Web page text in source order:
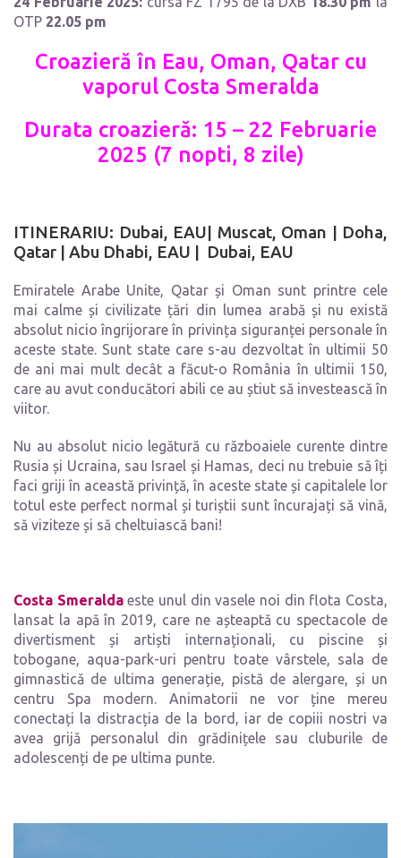
OTP 22.05 pm
Croazieră în Eau, Oman, Qatar cu
vaporul Costa Smeralda
Durata croazieră: 15 – 22 Februarie
2025 (7 nopti, 8 zile)
ITINERARIU: Dubai, EAU Muscat, Oman
Doha,
Qatar
Abu Dhabi, EAU Dubai, EAU
Emiratele Arabe Unite, Qatar și Oman sunt printre cele
mai calme și civilizate țări din lumea arabă și nu există
absolut nicio îngrijorare în privința siguranței personale în
aceste state. Sunt state care s-au dezvoltat în ultimii 50
de ani mai mult decât a făcut-o România în ultimii 150,
care au avut conducători abili ce au știut să investească în
viitor.
Nu au absolut nicio legătură cu războaiele curente dintre
Rusia și Ucraina, sau Israel și Hamas, deci nu trebuie să îți
faci griji în această privință, în aceste state și capitalele lor
totul este perfect normal și turiștii sunt încurajați să vină,
să viziteze și să cheltuiască bani!
Costa Smeraldaeste unul din vasele noi din flota Costa,
lansat la apă în 2019, care ne așteaptă cu spectacole de
divertisment și artiști internaționali, cu piscine și
tobogane, aqua-park-uri pentru toate vârstele, sala de
gimnastică de ultima generație, pistă de alergare, și un
centru Spa modern. Animatorii ne vor ține mereu
conectați la distracția de la bord, iar de copiii nostri va
avea grijă personalul din grădinițele sau cluburile de
adolescenți de pe ultima punte.